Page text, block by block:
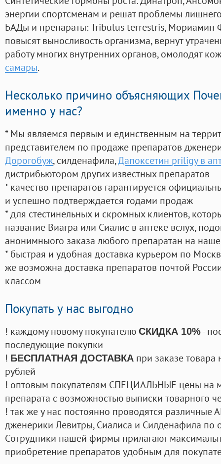
энергии спортсменам и решат проблемы
БАДы и препараты:Tribulus terrestris, Мориамин
повысят выносливость организма, вернут
работу многих внутренних органов, омолодят
самары.
Несколько причино объясняющих
именно у нас?
* Мы являемся первым и единственным на
представителем по продаже препаратов
Дорогобуж, силденафила,Дапоксетин priligy в
дистрибьютором других известных препаратов
* качество препаратов гарантируется
и успешно подтверждается годами продаж
* для стестинельных и скромных клиентов,
название Виагра или Сиалис в аптеке вслух,
анонимныого заказа любого препаратан на
* быстрая и удобная доставка курьером по
же возможна доставка препаратов почтой
классом
Покупать у нас выгодно
! каждому новому покупателю СКИДКА 10%-
последующие покупки
! БЕСПЛАТНАЯ ДОСТАВКА при заказе
рублей
! оптовым покупателям СПЕЦИАЛЬНЫЕ цены на
препарата с возможностью выписки товарного
! так же у нас постоянно проводятся
дженерики Левитры, Сиалиса и Силденафила по
Cотрудники нашей фирмы прилагают
приобретение препаратов удобным для